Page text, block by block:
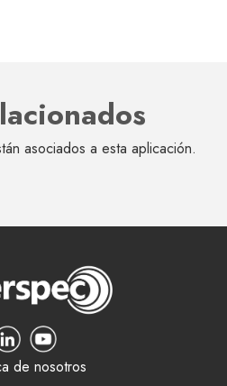
asociados a esta aplicación.
de nosotros